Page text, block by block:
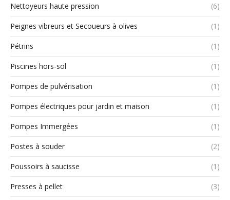
Nettoyeurs haute pression (6)
Peignes vibreurs et Secoueurs à olives (1)
Pétrins (1)
Piscines hors-sol (1)
Pompes de pulvérisation (1)
Pompes électriques pour jardin et maison (1)
Pompes Immergées (1)
Postes à souder (2)
Poussoirs à saucisse (1)
Presses à pellet (3)